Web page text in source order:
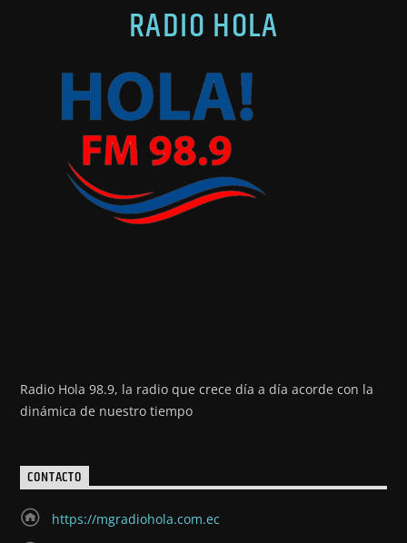
RADIO HOLA
Radio Hola 98.9, la radio que crece día a día acorde con la
dinámica de nuestro tiempo
CONTACTO
https://mgradiohola.com.ec